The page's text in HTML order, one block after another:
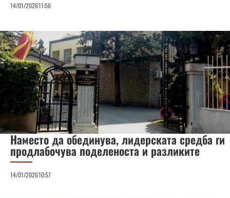
14/01/202611:56
Наместо да обединува, лидерската средба ги
продлабочува поделеноста и разликите
14/01/202610:57